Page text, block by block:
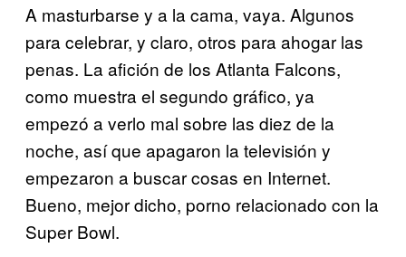
A masturbarse y a la cama, vaya. Algunos
para celebrar, y claro, otros para ahogar las
penas. La afición de los Atlanta Falcons,
como muestra el segundo gráfico, ya
empezó a verlo mal sobre las diez de la
noche, así que apagaron la televisión y
empezaron a buscar cosas en Internet.
Bueno, mejor dicho, porno relacionado con la
Super Bowl.